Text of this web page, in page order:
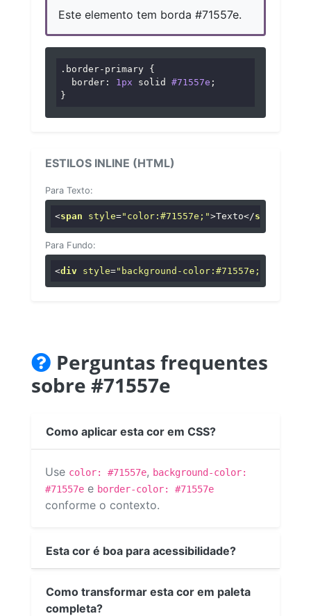
Este elemento tem borda #71557e.
.border-primary {
border : 1px solid #71557e ;
}
ESTILOS INLINE (HTML)
Para Texto:
<span style="color:#71557e;">Texto</span
Para Fundo:
<div style="background-color:#71557e;"
Perguntas frequentes
sobre #71557e
Como aplicar esta cor em CSS?
Use color: #71557e, background-color:
#71557e e border-color: #71557e
conforme o contexto.
Esta cor é boa para acessibilidade?
Como transformar esta cor em paleta
completa?